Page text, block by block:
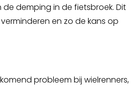
demping in de fietsbroek. Dit
en zo de kans op
probleem bij wielrenners,